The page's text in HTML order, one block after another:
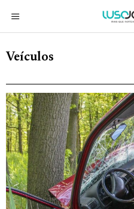
Veículos